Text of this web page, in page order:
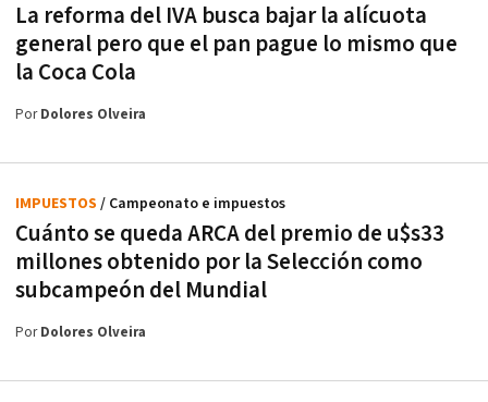
La reforma del IVA busca bajar la alícuota
general pero que el pan pague lo mismo que
la Coca Cola
PorDolores Olveira
Cuánto se queda ARCA del premio de u$s33
millones obtenido por la Selección como
subcampeón del Mundial
IMPUESTOS / Campeonato e impuestos
PorDolores Olveira